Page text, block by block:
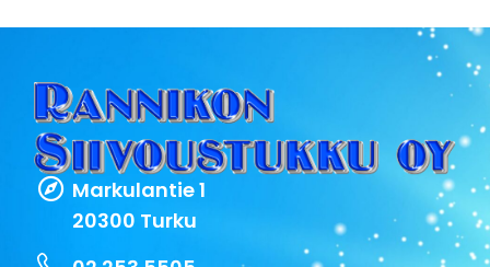
Markulantie 1
20300 Turku